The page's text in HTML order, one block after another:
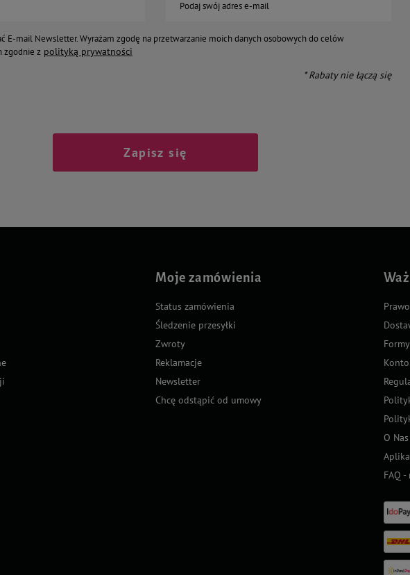
Podaj swój adres e-mail
E-mail Newsletter. Wyrażam zgodę na przetwarzanie moich danych osobowych do celów
zgodnie z polityką prywatności
* Rabaty nie łączą się
Zapisz się
Moje zamówienia
Status zamówienia
Śledzenie przesyłki
Zwroty
Reklamacje
Newsletter
Chcę odstąpić od umowy
O Nas
FAQ